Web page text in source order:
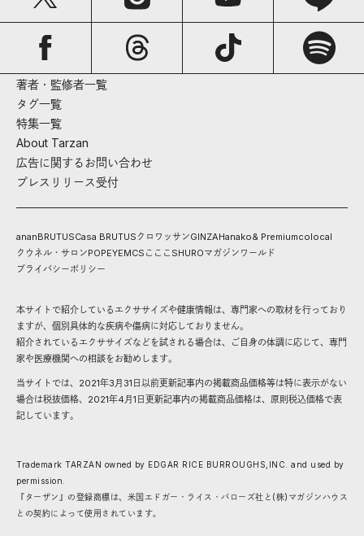
著者・監修者一覧
タグ一覧
特集一覧
About Tarzan
広告に関するお問い合わせ
プレスリリース受付
ananBRUTUSCasa BRUTUS クロワッサンGINZAHanako& Premiumcolocal
クウネル・サロンPOPEYEMCS こここ SHUROマガジンワールド
プライバシーポリシー
本サイトで紹介しているエクササイズや健康情報は、専門家への取材を行っており
ますが、個別具体的な疾病や傷病に対応しておりません。
紹介されているエクササイズなどを試される場合は、ご自身の体調に応じて、専門
家や医療機関への相談をお勧めします。
当サイトでは、2021年3月31日以前更新記事内の掲載商品価格等は特に表示がない
場合は税抜価格、2021年4月1日更新記事内の掲載商品価格は、原則税込価格で表
記しています。
Trademark TARZAN owned by EDGAR RICE BURROUGHS,INC. and used by
permission.
『ターザン』の登録商標は、米国エドガー・ライス・バローズ社と(株)マガジンハウス
との契約によって使用されています。